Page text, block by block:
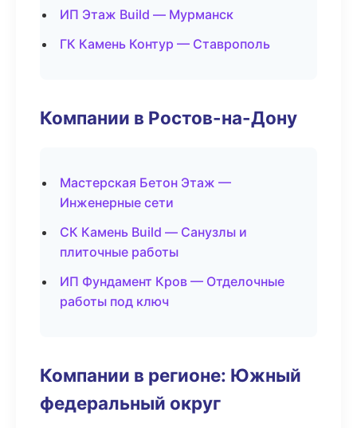
ИП Этаж Build — Мурманск
ГК Камень Контур — Ставрополь
Компании в Ростов-на-Дону
Мастерская Бетон Этаж —
Инженерные сети
СК Камень Build — Санузлы и
плиточные работы
ИП Фундамент Кров — Отделочные
работы под ключ
Компании в регионе: Южный
федеральный округ